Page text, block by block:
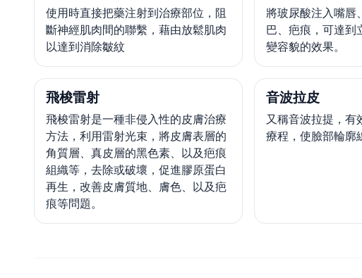
使用時直接把藥注射到治療部位，阻
斷神經肌肉間的聯繫，藉由放鬆肌肉
以達到消除皺紋
將玻尿酸注入嘴唇
巴、疤痕，可達到
變容貌的效果。
飛梭雷射
飛梭雷射是一種非侵入性的皮膚治療
方法，利用雷射光束，將皮膚表層的
角質層、真皮層的黑色素、以及疤痕
組織等，去除或破壞，促進膠原蛋白
再生，改善皮膚質地、膚色、以及疤
痕等問題。
音波拉皮
又稱音波拉提，有
療程，使臉部輪廓